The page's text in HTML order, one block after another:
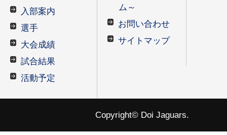
入部案内
選手
大会成績
試合結果
活動予定
ム～
お問い合わせ
サイトマップ
Copyright© Doi Jaguars.